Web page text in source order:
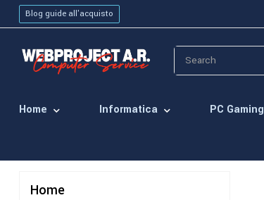
Blog guide all'acquisto
Home Informatica PC Gaming
Home